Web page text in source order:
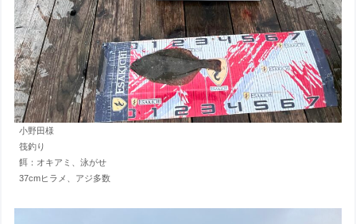
小野田様
筏釣り
餌：オキアミ、泳がせ
37cmヒラメ、アジ多数